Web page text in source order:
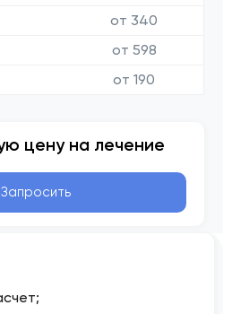
от 340
от 598
от 190
цену на лечение
Запросить